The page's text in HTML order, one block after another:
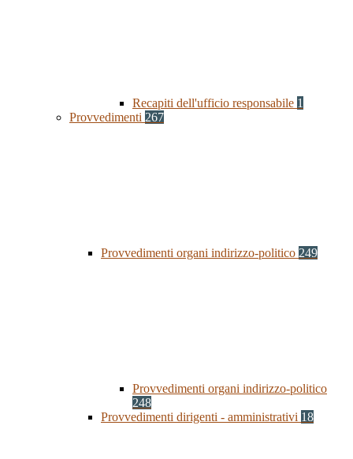
Recapiti dell'ufficio responsabile 1
Provvedimenti 267
Provvedimenti organi indirizzo-politico 249
Provvedimenti organi indirizzo-politico
248
Provvedimenti dirigenti - amministrativi 18